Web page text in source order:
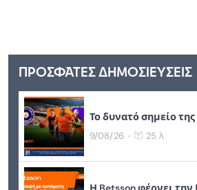
ΠΡΟΣΦΑΤΕΣ ΔΗΜΟΣΙΕΥΣΕΙΣ
Το δυνατό σημείο
9/08/26 - 25 λ